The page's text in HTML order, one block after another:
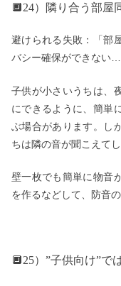
🔲24）隣り合う部屋
避けられる失敗：「部
バシー確保ができない…
子供が小さいうちは、
にできるように、簡単
ぶ場合があります。し
ちは隣の音が聞こえて
壁一枚でも簡単に物音
を作るなどして、防音
🔲25）”子供向け”で